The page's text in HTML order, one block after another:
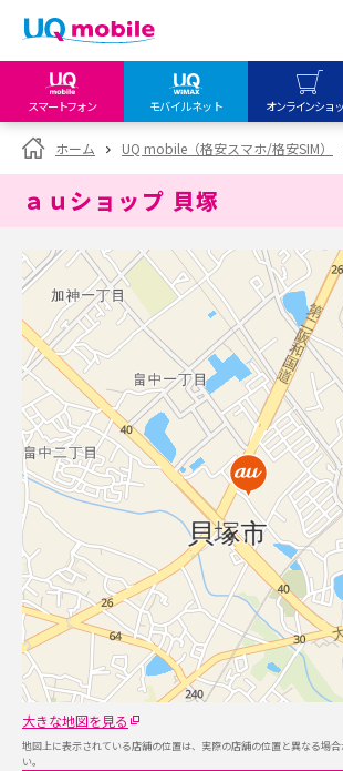
スマートフォン モバイルネット オンラインショ
my UQ WiMAX
UQ WiMAX ご契約の方
My UQ mobile
UQ mobile
データチャージサイト
UQ mobile
オンラインショップ
UQ WiMAX
UQ mobile
販売店舗
UQ WiMAX
ホーム UQ mobile（格安スマホ/格安SIM）
ａｕショップ 貝塚
大きな地図を見る
地図上に表示されている店舗の位置は、実際の店舗の位置と異なる場
い。